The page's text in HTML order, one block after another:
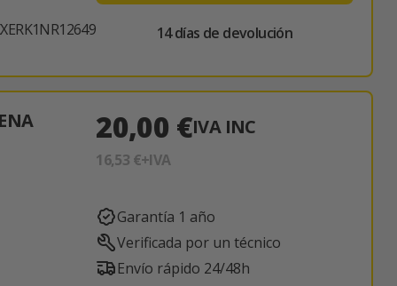
14 días de devolución
20,00 €IVA INC
16,53 €+IVA
Garantía 1 año
Verificada por un técnico
Envío rápido 24/48h